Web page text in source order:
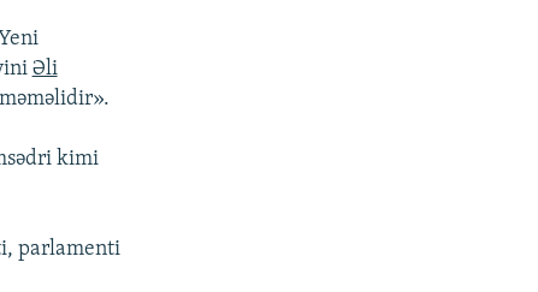
Əli
kimi
parlamenti